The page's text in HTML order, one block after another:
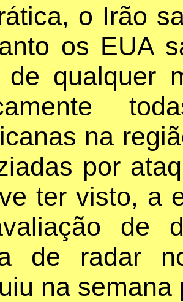
o Irão
os EUA
de qualquer
na
por
ter visto, a
de
de radar
na semana